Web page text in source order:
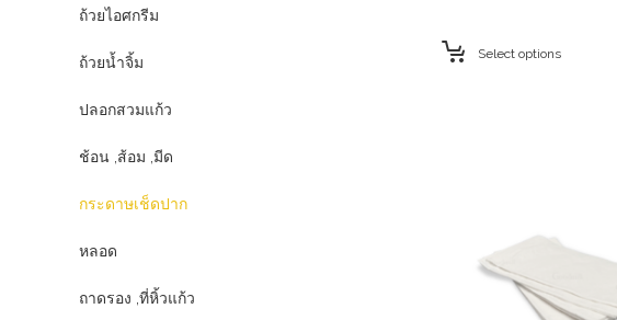
Select options
ถ้วยไอศกรีม
ถ้วยน้ำจิ้ม
ปลอกสวมแก้ว
ช้อน ,ส้อม ,มีด
กระดาษเช็ดปาก
หลอด
ถาดรอง ,ที่หิ้วแก้ว